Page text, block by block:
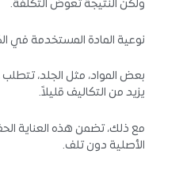
ولكن النتيجة تُعوض التكلفة.
نوعية المادة المستخدمة في
بعض المواد، مثل الجلد،
يزيد من التكاليف قليلاً.
مع ذلك، تضمن هذه العناية
الأصلية دون تلف.